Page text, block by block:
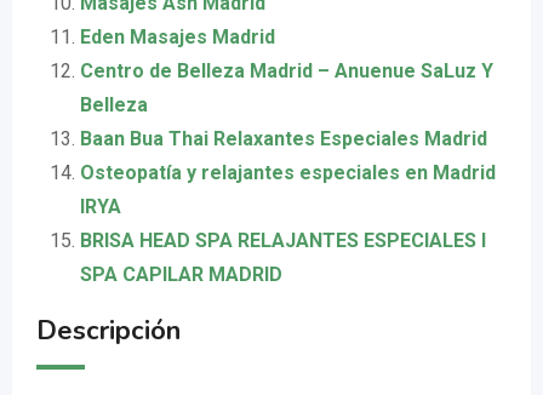
Eden Masajes Madrid
Centro de Belleza Madrid – Anuenue SaLuz Y
Belleza
Baan Bua Thai Relaxantes Especiales Madrid
Osteopatía y relajantes especiales en Madrid
IRYA
BRISA HEAD SPA RELAJANTES ESPECIALES I
SPA CAPILAR MADRID
Descripción